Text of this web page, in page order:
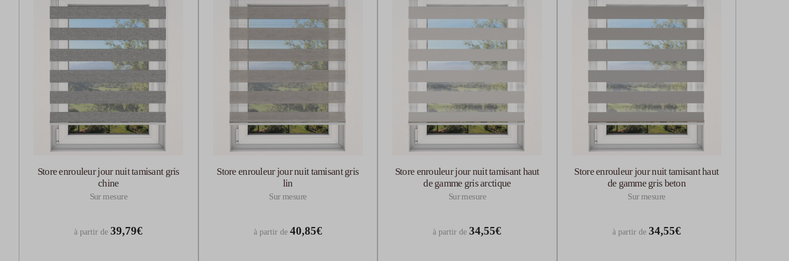
Store enrouleur jour nuit tamisant gris
chine
Sur mesure
à partir de 39,79€
Store enrouleur jour nuit tamisant gris
lin
Sur mesure
à partir de 40,85€
Store enrouleur jour nuit tamisant haut
de gamme gris arctique
Sur mesure
à partir de 34,55€
Store enrouleur jour nuit tamisant haut
de gamme gris beton
Sur mesure
à partir de 34,55€